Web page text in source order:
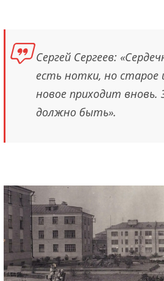
Сергей Сергеев:
есть нотки, но старое
новое приходит
должно быть».